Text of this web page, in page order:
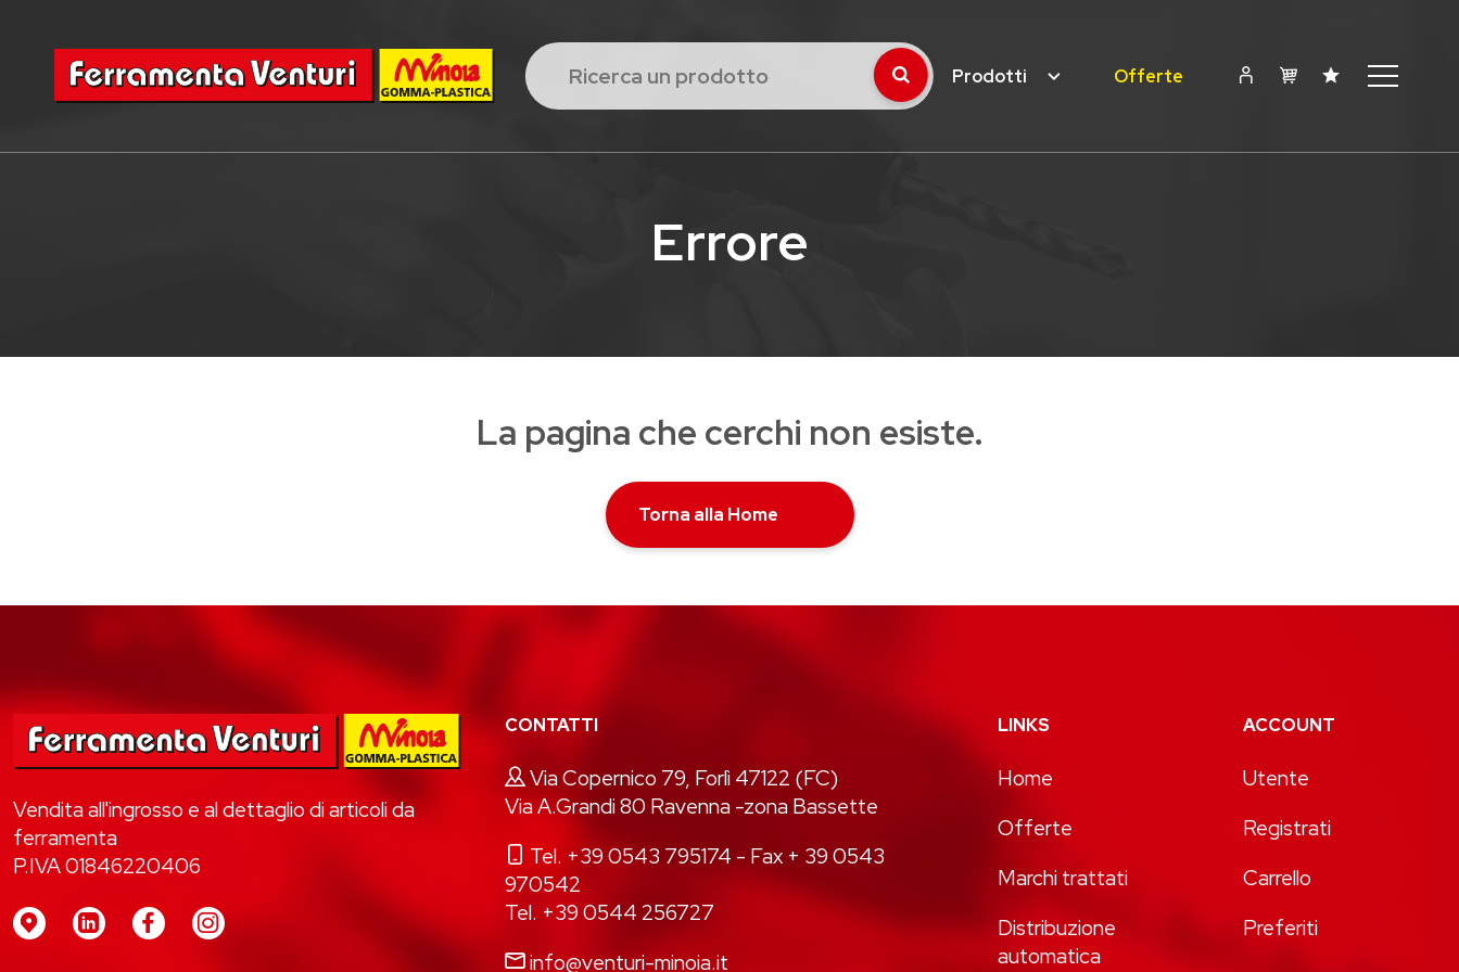
Prodotti Offerte
Errore
La pagina che cerchi non esiste.
Torna alla Home
Vendita all'ingrosso e al dettaglio di articoli da
ferramenta
P.IVA 01846220406
CONTATTI
Via Copernico 79, Forlì 47122 (FC)
Via A.Grandi 80 Ravenna -zona Bassette
Tel. +39 0543 795174 - Fax + 39 0543
970542
Tel. +39 0544 256727
info@venturi-minoia.it
LINKS
Home
Offerte
Marchi trattati
Distribuzione
automatica
ACCOUNT
Utente
Registrati
Carrello
Preferiti